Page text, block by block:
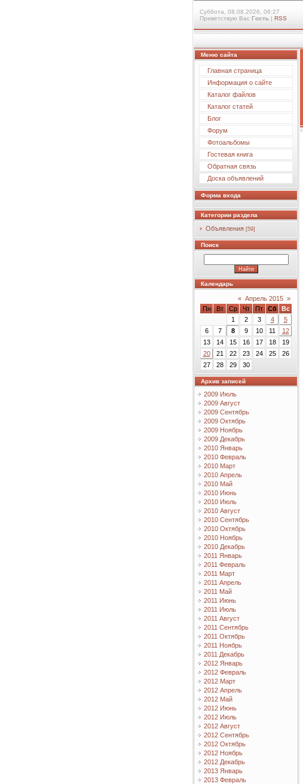
Суббота, 08.08.2026, 06:27
Приветствую Вас Гость | RSS
Меню сайта
Главная страница
Информация о сайте
Каталог файлов
Каталог статей
Блог
Форум
Фотоальбомы
Гостевая книга
Обратная связь
Доска объявлений
Форма входа
Категории раздела
Объявления [59]
Поиск
Календарь
« Апрель 2015 »
Пн
Вт Ср Чт Пт Сб
Вс
1
2 3 4
5
6
7 8 9 10 11
12
13
14 15 16 17 18
19
20
21 22 23 24 25
26
27
28 29 30
Архив записей
2009 Июль
2009 Август
2009 Сентябрь
2009 Октябрь
2009 Ноябрь
2009 Декабрь
2010 Январь
2010 Февраль
2010 Март
2010 Апрель
2010 Май
2010 Июнь
2010 Июль
2010 Август
2010 Сентябрь
2010 Октябрь
2010 Ноябрь
2010 Декабрь
2011 Январь
2011 Февраль
2011 Март
2011 Апрель
2011 Май
2011 Июнь
2011 Июль
2011 Август
2011 Сентябрь
2011 Октябрь
2011 Ноябрь
2011 Декабрь
2012 Январь
2012 Февраль
2012 Март
2012 Апрель
2012 Май
2012 Июнь
2012 Июль
2012 Август
2012 Сентябрь
2012 Октябрь
2012 Ноябрь
2012 Декабрь
2013 Январь
2013 Февраль